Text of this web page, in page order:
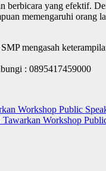
berbicara yang efektif.
memengaruhi orang
mengasah
: 0895417459000
Workshop Public
Workshop